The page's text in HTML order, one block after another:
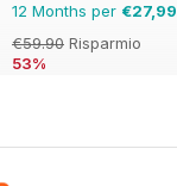
12 Months per €27,99
€59.90 Risparmio
53%